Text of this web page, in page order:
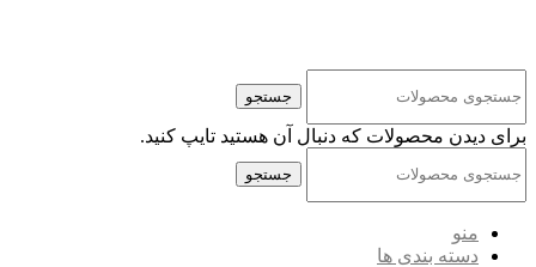
جستجو
برای دیدن محصولات که دنبال آن هستید تایپ کنید.
جستجو
منو
دسته بندی ها